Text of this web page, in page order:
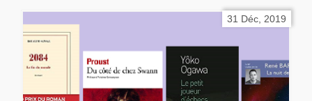
31 Déc, 2019